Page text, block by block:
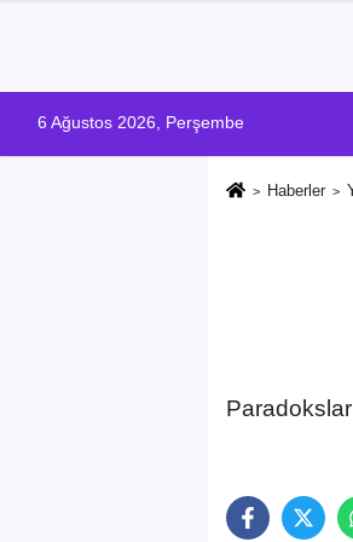
6 Ağustos 2026, Perşembe
Haberler